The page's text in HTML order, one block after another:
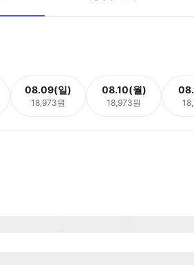
08.09(일)
18,973원
08.10(월)
18,973원